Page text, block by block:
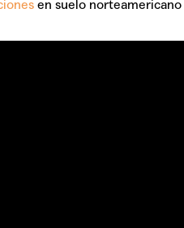
en suelo norteamericano